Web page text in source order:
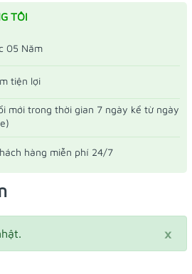
TÔI
05 Năm
tiện lợi
mới trong thời gian 7 ngày kể từ ngày
hàng miễn phí 24/7
×